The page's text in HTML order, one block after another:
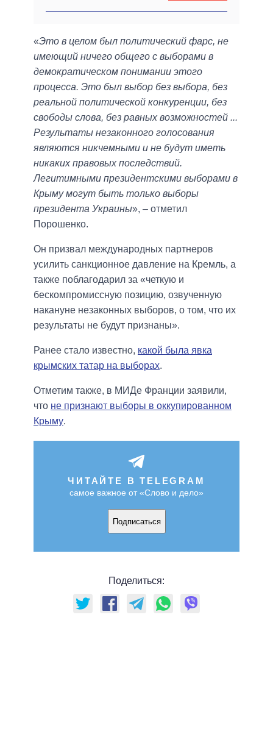
«Это в целом был политический фарс, не
имеющий ничего общего с выборами в
демократическом понимании этого
процесса. Это был выбор без выбора, без
реальной политической конкуренции, без
свободы слова, без равных возможностей ...
Результаты незаконного голосования
являются никчемными и не будут иметь
никаких правовых последствий.
Легитимными президентскими выборами в
Крыму могут быть только выборы
президента Украины», – отметил
Порошенко.
Он призвал международных партнеров
усилить санкционное давление на Кремль, а
также поблагодарил за «четкую и
бескомпромиссную позицию, озвученную
накануне незаконных выборов, о том, что их
результаты не будут признаны».
Ранее стало известно, какой была явка
крымских татар на выборах.
Отметим также, в МИДе Франции заявили,
что не признают выборы в оккупированном
Крыму.
ЧИТАЙТЕ В TELEGRAM
самое важное от «Слово и дело»
Подписаться
Поделиться: